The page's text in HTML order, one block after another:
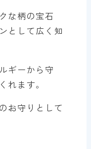
な柄の宝石
として広く知
ギーから守
れます。
お守りとして